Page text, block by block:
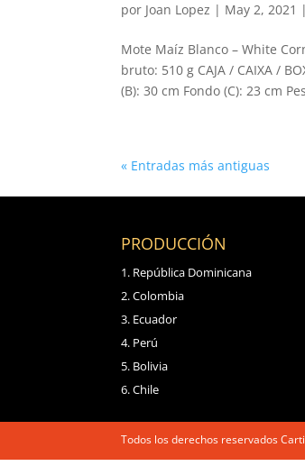
por Joan Lopez | May 2, 2021 |
Mote Maíz Blanco – White
bruto: 510 g CAJA / CAIXA /
(B): 30 cm Fondo (C): 23 cm
« Entradas más antiguas
PRODUCCIÓN
República Dominicana
Colombia
Ecuador
Perú
Bolivia
Chile
Todos los derechos reservados